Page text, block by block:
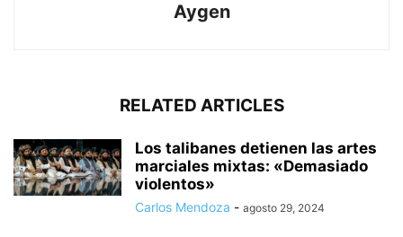
Aygen
RELATED ARTICLES
Los talibanes detienen las artes
marciales mixtas: «Demasiado
violentos»
Carlos Mendoza - agosto 29, 2024